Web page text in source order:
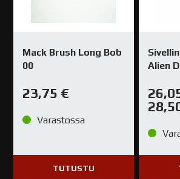
Mack Brush Long Bob
00
23,75 €
Varastossa
TUTUSTU
Alien